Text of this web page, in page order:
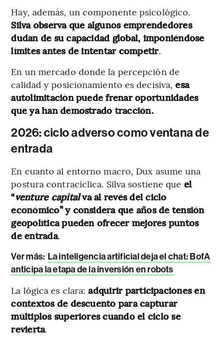
Hay, además, un componente psicológico.
Silva observa que algunos emprendedores
dudan de su capacidad global, imponiéndose
límites antes de intentar competir.
En un mercado donde la percepción de
calidad y posicionamiento es decisiva,esa
autolimitación puede frenar oportunidades
que ya han demostrado tracción.
2026: ciclo adverso como ventana de
entrada
En cuanto al entorno macro, Dux asume una
postura contracíclica. Silva sostiene que el
“venture capitalva al revés del ciclo
económico” y considera que años de tensión
geopolítica pueden ofrecer mejores puntos
de entrada.
Ver más: La inteligencia artificial deja el chat: BofA
anticipa la etapa de la inversión en robots
La lógica es clara:adquirir participaciones en
contextos de descuento para capturar
múltiplos superiores cuando el ciclo se
revierta.